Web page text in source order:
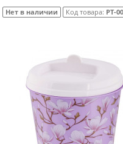
Нет в наличии Код товара: РТ-